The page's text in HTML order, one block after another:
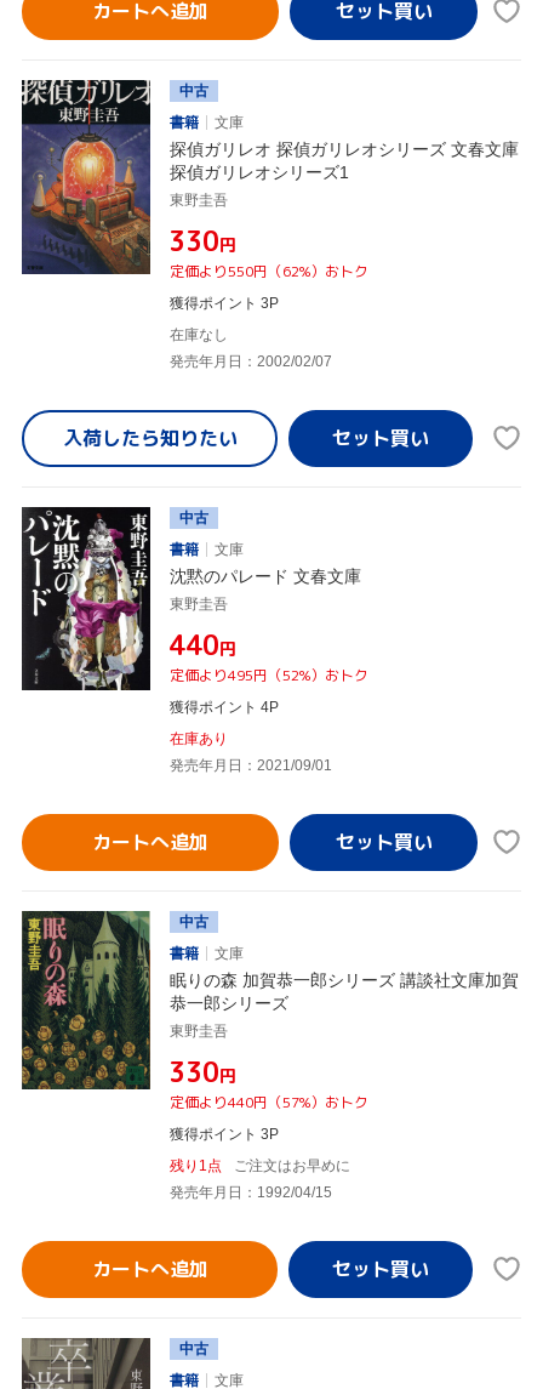
カートへ追加
中古
書籍
文庫
探偵ガリレオ 探偵ガリレオシリーズ 文春文庫
探偵ガリレオシリーズ1
東野圭吾
¥330円
定価より550円（62%）おトク
獲得ポイント 3P
在庫なし
発売年月日：2002/02/07
入荷したら知りたい
中古
書籍
文庫
沈黙のパレード 文春文庫
東野圭吾
¥440円
定価より495円（52%）おトク
獲得ポイント 4P
在庫あり
発売年月日：2021/09/01
カートへ追加
中古
書籍
文庫
眠りの森 加賀恭一郎シリーズ 講談社文庫加賀
恭一郎シリーズ
東野圭吾
¥330円
定価より440円（57%）おトク
獲得ポイント 3P
残り1点
ご注文はお早めに
発売年月日：1992/04/15
カートへ追加
中古
書籍
文庫